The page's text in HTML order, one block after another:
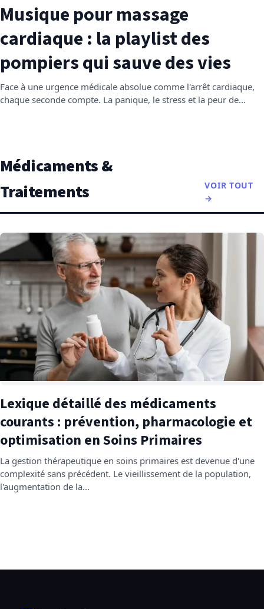
Musique pour massage
cardiaque : la playlist des
pompiers qui sauve des vies
Face à une urgence médicale absolue comme l'arrêt cardiaque,
chaque seconde compte. La panique, le stress et la peur de...
Médicaments &
Traitements
VOIR TOUT
→
Lexique détaillé des médicaments
courants : prévention, pharmacologie et
optimisation en Soins Primaires
La gestion thérapeutique en soins primaires est devenue d'une
complexité sans précédent. Le vieillissement de la population,
l'augmentation de la...